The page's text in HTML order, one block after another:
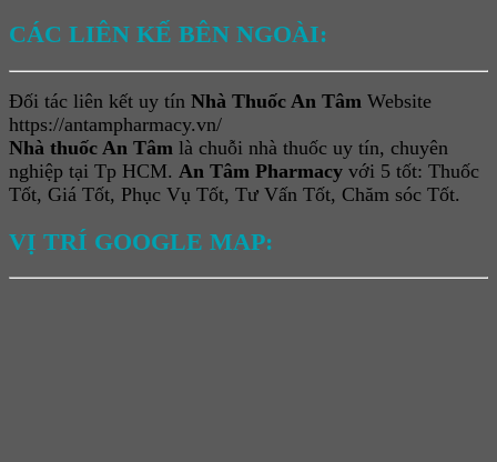
CÁC LIÊN KẾ BÊN NGOÀI:
Đối tác liên kết uy tín Nhà Thuốc An Tâm Website
https://antampharmacy.vn/
Nhà thuốc An Tâm là chuỗi nhà thuốc uy tín, chuyên
nghiệp tại Tp HCM. An Tâm Pharmacy với 5 tốt: Thuốc
Tốt, Giá Tốt, Phục Vụ Tốt, Tư Vấn Tốt, Chăm sóc Tốt.
VỊ TRÍ GOOGLE MAP: